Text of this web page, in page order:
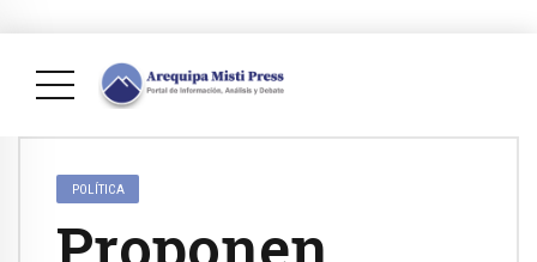
POLÍTICA
Proponen